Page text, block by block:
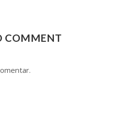
COMMENT